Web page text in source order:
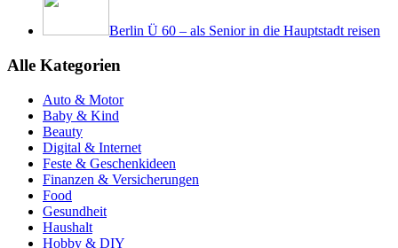
Berlin Ü 60 – als Senior in die Hauptstadt reisen
Alle Kategorien
Auto & Motor
Baby & Kind
Beauty
Digital & Internet
Feste & Geschenkideen
Finanzen & Versicherungen
Food
Gesundheit
Haushalt
Hobby & DIY